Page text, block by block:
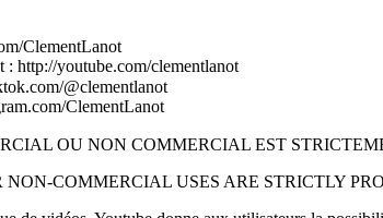
ClementLanot
: http://youtube.com/clementlanot
@clementlanot
ClementLanot
OU NON COMMERCIAL EST
COMMERCIAL USES ARE STRICTLY